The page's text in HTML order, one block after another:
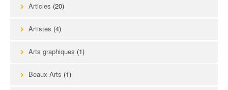
Articles (20)
Artistes (4)
Arts graphiques (1)
Beaux Arts (1)